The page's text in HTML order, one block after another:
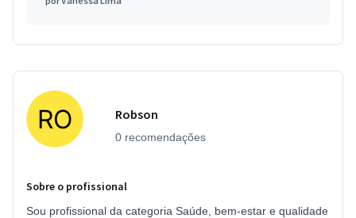
Robson
0 recomendações
Sobre o profissional
Sou profissional da categoria Saúde, bem-estar e qualidade